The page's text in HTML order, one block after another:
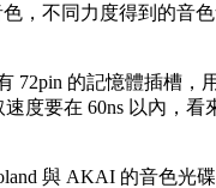
，不同力度得到的音
72pin 的記憶體插槽
度要在 60ns 以內，看
與 AKAI 的音色光